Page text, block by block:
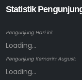
Statistik
Pengunjung Hari ini:
Loading...
Pengunjung Kemarin: August:
Loading...